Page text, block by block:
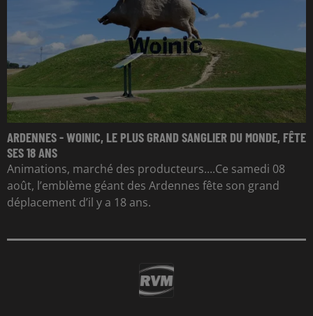
ARDENNES - WOINIC, LE PLUS GRAND SANGLIER DU MONDE, FÊTE
SES 18 ANS
Animations, marché des producteurs....Ce samedi 08
août, l’emblème géant des Ardennes fête son grand
déplacement d’il y a 18 ans.